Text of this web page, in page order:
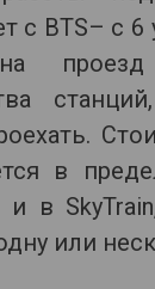
с BTS– с 6
в
и в
или